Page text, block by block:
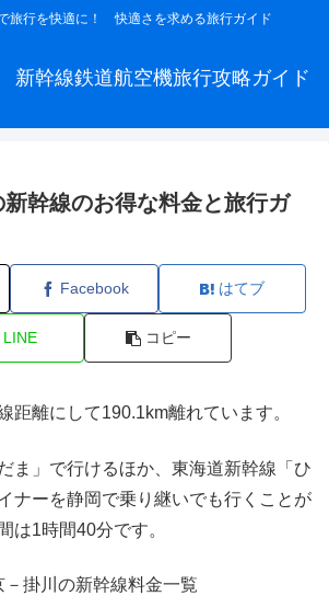
旅行を快適に！ 快適さを求める旅行ガイド
幹線鉄道航空機旅行攻略ガイド
幹線のお得な料金と旅行ガ
Facebook はてブ
LINE コピー
距離にして190.1km離れています。
ま」で行けるほか、東海道新幹線「ひ
ナーを静岡で乗り継いでも行くことが
は1時間40分です。
－掛川の新幹線料金一覧